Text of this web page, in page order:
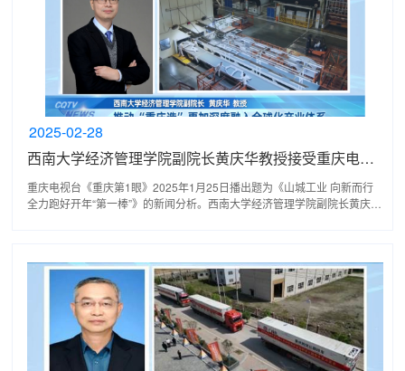
2025-02-28
西南大学经济管理学院副院长黄庆华教授接受重庆电视台采访
重庆电视台《重庆第1眼》2025年1月25日播出题为《山城工业 向新而行
全力跑好开年“第一棒”》的新闻分析。西南大学经济管理学院副院长黄庆华